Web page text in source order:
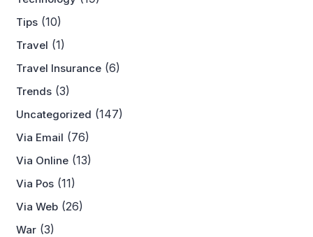
Tips (10)
Travel (1)
Travel Insurance (6)
Trends (3)
Uncategorized (147)
Via Email (76)
Via Online (13)
Via Pos (11)
Via Web (26)
War (3)